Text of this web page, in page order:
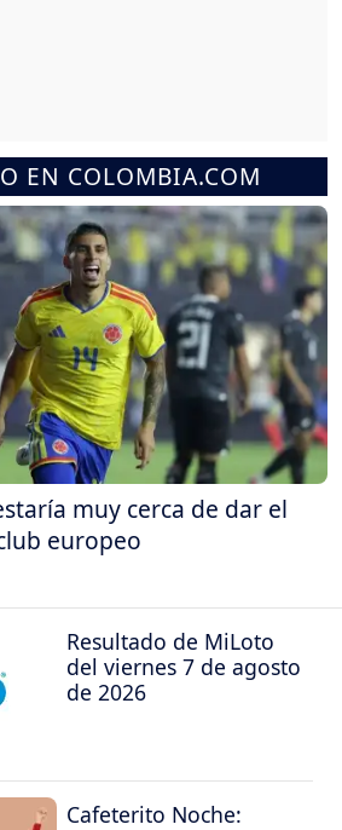
EN COLOMBIA.COM
muy cerca de dar el
europeo
Resultado de MiLoto
del viernes 7 de agosto
de 2026
Cafeterito Noche: